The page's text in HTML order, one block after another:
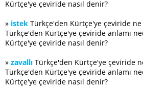
Kürtçe'ye çeviride nasıl denir?
» istek Türkçe'den Kürtçe'ye çeviride
Türkçe'den Kürtçe'ye çeviride anlamı
Kürtçe'ye çeviride nasıl denir?
» zavallı Türkçe'den Kürtçe'ye çeviride
Türkçe'den Kürtçe'ye çeviride anlamı
Kürtçe'ye çeviride nasıl denir?